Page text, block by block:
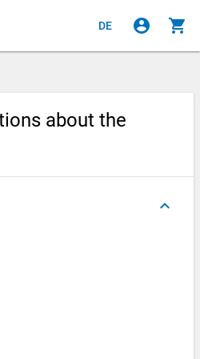
DE account_circle shopping_cart
about the
keyboard_arrow_up